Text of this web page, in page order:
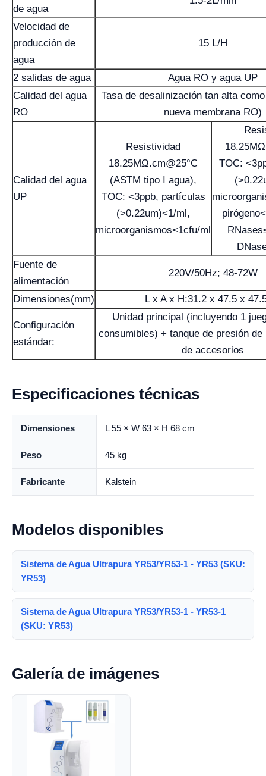
de agua
Velocidad de
producción de
agua
15 L/H
2 salidas de agua
Agua RO y agua UP
Calidad del agua
RO
Tasa de desalinización tan alta
nueva membrana RO)
Calidad del agua
UP
Resistividad
18.25MΩ.cm@25°C
(ASTM tipo I agua),
TOC: <3ppb, partículas
(>0.22um)<1/ml,
microorganismos<1cfu/ml
TOC:
Fuente de
alimentación
220V/50Hz; 48-72W
Dimensiones(mm) L x A x H:31.2 x 47.5 x
Configuración
estándar:
Unidad principal (incluyendo 1
consumibles) + tanque de presión de
de accesorios
Especificaciones técnicas
Dimensiones L 55 × W 63 × H 68 cm
Peso 45 kg
Fabricante Kalstein
Modelos disponibles
Sistema de Agua Ultrapura YR53/YR53-1 - YR53 (SKU:
YR53)
Sistema de Agua Ultrapura YR53/YR53-1 - YR53-1
(SKU: YR53)
Galería de imágenes